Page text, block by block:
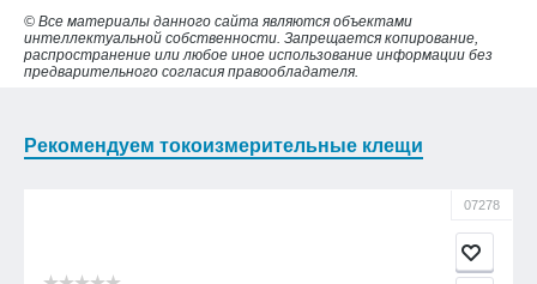
© Все материалы данного сайта являются объектами
интеллектуальной собственности. Запрещается копирование,
распространение или любое иное использование информации без
предварительного согласия правообладателя.
Рекомендуем токоизмерительные клещи
07278